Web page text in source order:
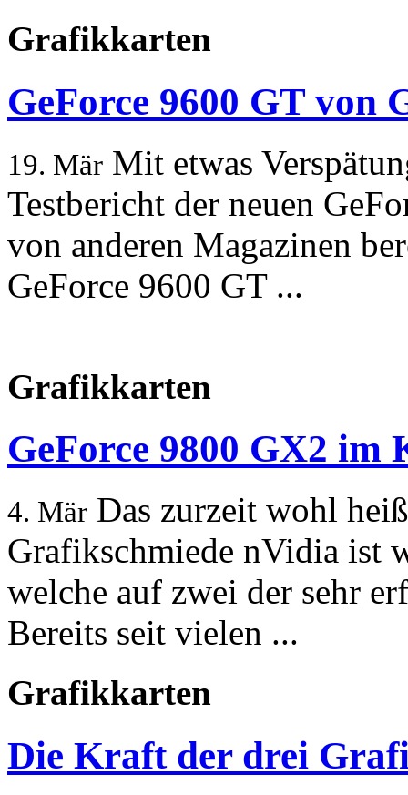
Grafikkarten
GeForce 9600 GT von
19. Mär Mit etwas
Testbericht der neuen
von anderen Magazinen
GeForce 9600 GT ...
Grafikkarten
GeForce 9800 GX2 im
4. Mär Das zurzeit wohl
Grafikschmiede nVidia ist
welche auf zwei der sehr
Bereits seit vielen ...
Grafikkarten
Die Kraft der drei